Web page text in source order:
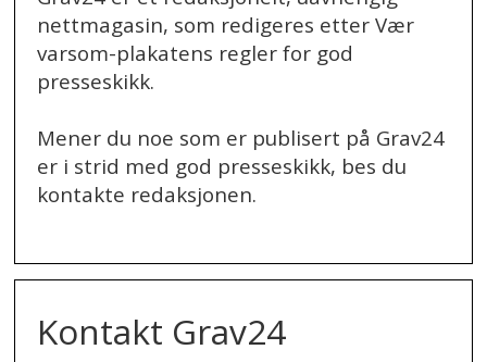
nettmagasin, som redigeres etter Vær
varsom-plakatens regler for god
presseskikk.
Mener du noe som er publisert på Grav24
er i strid med god presseskikk, bes du
kontakte redaksjonen.
Kontakt Grav24